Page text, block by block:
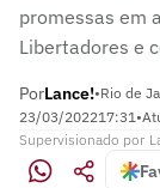
promessas em
Libertadores e
PorLance!•Rio de
23/03/202217:31•
Supervisionado por